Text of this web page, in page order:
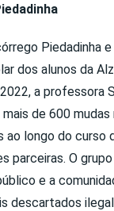
Piedadinha
dos alunos da
a professora
de 600
ao longo do curso
parceiras. O
e a
descartados